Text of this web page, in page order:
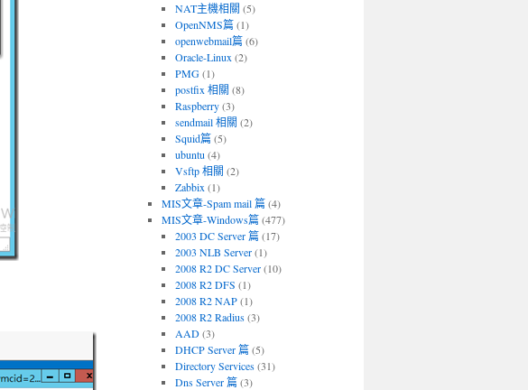
NAT主機相關 (5)
OpenNMS篇(1)
openwebmail篇(6)
Oracle-Linux (2)
PMG(1)
postfix 相關 (8)
Raspberry(3)
sendmail 相關 (2)
Squid篇(5)
ubuntu (4)
Vsftp 相關 (2)
Zabbix (1)
MIS文章-Spam mail 篇(4)
MIS文章-Windows篇(477)
2003 DC Server 篇(17)
2003 NLB Server(1)
2008 R2 DC Server(10)
2008 R2 DFS (1)
2008 R2 NAP(1)
2008 R2 Radius(3)
AAD(3)
DHCP Server 篇(5)
Directory Services(31)
Dns Server 篇(3)